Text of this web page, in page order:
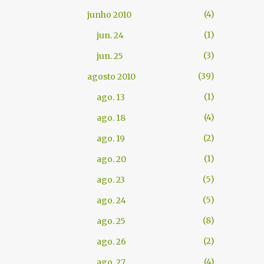
junho 2010
4
jun. 24
1
jun. 25
3
agosto 2010
39
ago. 13
1
ago. 18
4
ago. 19
2
ago. 20
1
ago. 23
5
ago. 24
5
ago. 25
8
ago. 26
2
4